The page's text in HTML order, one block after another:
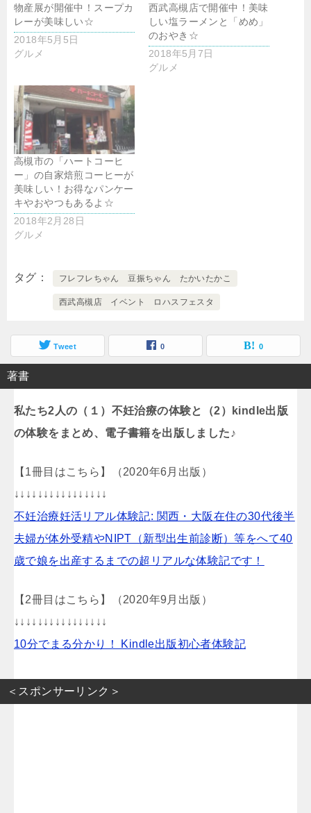
物産展が開催中！スープカ
レーが美味しい☆
2018年5月5日
グルメ
西武高槻店で開催中！美味
しい塩ラーメンと「めめ」
のおやき☆
2018年5月7日
グルメ
高槻市の「ハートコーヒ
ー」の自家焙煎コーヒーが
美味しい！お得なパンケー
キやおやつもあるよ☆
2018年2月28日
グルメ
タグ フレフレちゃん 豆振ちゃん たかいたかこ
西武高槻店 イベント ロハスフェスタ
Tweet 0 0
著書
私たち2人の（１）不妊治療の体験と（2）kindle出版
の体験をまとめ、電子書籍を出版しました♪
【1冊目はこちら】（2020年6月出版）
↓↓↓↓↓↓↓↓↓↓↓↓↓↓↓↓
不妊治療妊活リアル体験記: 関西・大阪在住の30代後半
夫婦が体外受精やNIPT（新型出生前診断）等をへて40
歳で娘を出産するまでの超リアルな体験記です！
【2冊目はこちら】（2020年9月出版）
↓↓↓↓↓↓↓↓↓↓↓↓↓↓↓↓
10分でまる分かり！ Kindle出版初心者体験記
＜スポンサーリンク＞